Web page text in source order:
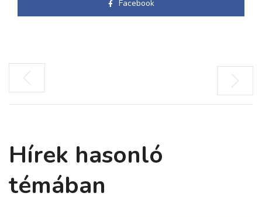
Facebook
Hírek hasonló
témában